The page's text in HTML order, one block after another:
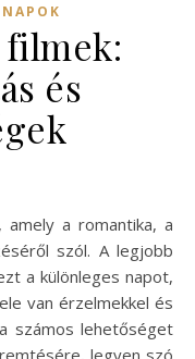
és
szól. A legjobb
a különleges napot,
van érzelmekkel és
számos lehetőséget
legyen szó